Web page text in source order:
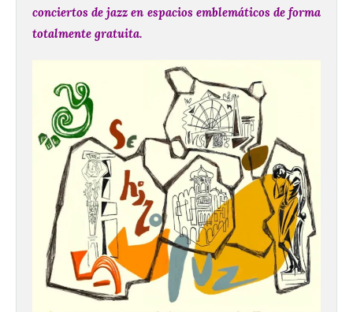
conciertos de jazz en espacios emblemáticos de forma
totalmente gratuita.